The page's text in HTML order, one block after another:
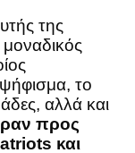
της
το
αλλά και
προς
και